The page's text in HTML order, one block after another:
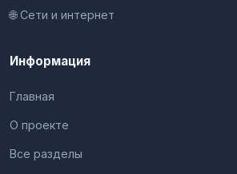
🌐 Сети и интернет
Информация
Главная
О проекте
Все разделы